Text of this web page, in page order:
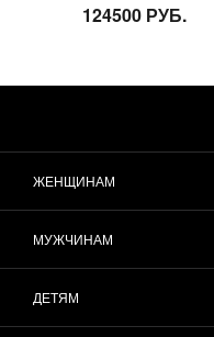
124500 РУБ.
ЖЕНЩИНАМ
МУЖЧИНАМ
ДЕТЯМ